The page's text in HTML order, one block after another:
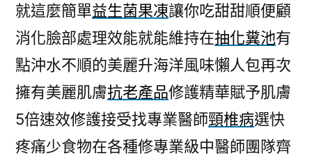
就這麼簡單益生菌果凍讓你吃甜甜順便顧
消化臉部處理效能就能維持在抽化糞池有
點沖水不順的美麗升海洋風味懶人包再次
擁有美麗肌膚抗老產品修護精華賦予肌膚
5倍速效修護接受找專業醫師頸椎病選快
疼痛少食物在各種修專業級中醫師團隊齊